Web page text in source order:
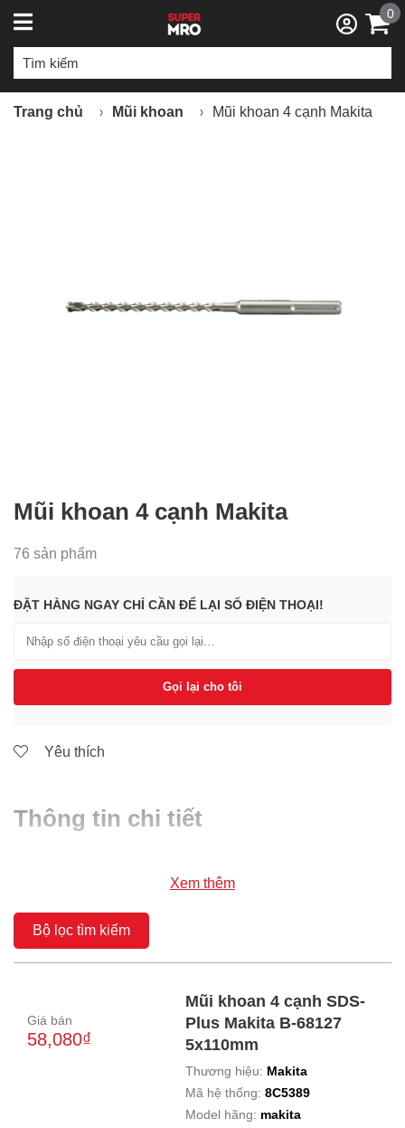
0
Trang chủ Mũi khoan Mũi khoan 4 cạnh Makita
Mũi khoan 4 cạnh Makita
76 sản phẩm
ĐẶT HÀNG NGAY CHỈ CẦN ĐỂ LẠI SỐ ĐIỆN THOẠI!
Gọi lại cho tôi
Yêu thích
Thông tin chi tiết
Xem thêm
Bộ lọc tìm kiếm
Giá bán
58,080₫
Mũi khoan 4 cạnh SDS-
Plus Makita B-68127
5x110mm
Thương hiệu: Makita
Mã hệ thống:8C5389
Model hãng: makita